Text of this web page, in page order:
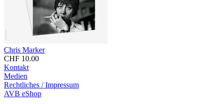
Chris Marker
CHF 10.00
Kontakt
Medien
Rechtliches / Impressum
AVB eShop